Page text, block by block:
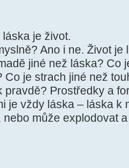
je život.
Ano i ne. Život je
jiné než láska? Co
Co je strach jiné než
pravdě? Prostředky a
je vždy láska – láska k
nebo může explodovat